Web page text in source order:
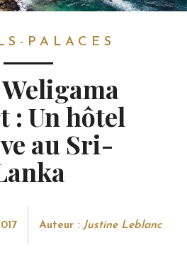
PALACES
: Un hôtel
au Sri-
Auteur : Justine Leblanc